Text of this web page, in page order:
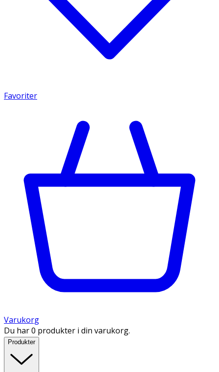
Favoriter
Varukorg
Du har 0 produkter i din varukorg.
Produkter